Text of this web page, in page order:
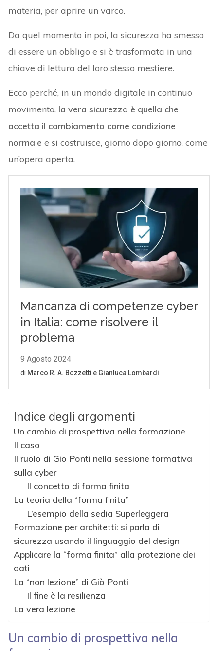
materia, per aprire un varco.
Da quel momento in poi, la sicurezza ha smesso
di essere un obbligo e si è trasformata in una
chiave di lettura del loro stesso mestiere.
Ecco perché, in un mondo digitale in continuo
movimento, la vera sicurezza è quella che
accetta il cambiamento come condizione
normale e si costruisce, giorno dopo giorno, come
un’opera aperta.
Indice degli argomenti
Un cambio di prospettiva nella formazione
Il caso
Il ruolo di Gio Ponti nella sessione formativa
sulla cyber
Il concetto di forma finita
La teoria della “forma finita”
L’esempio della sedia Superleggera
Formazione per architetti: si parla di
sicurezza usando il linguaggio del design
Applicare la “forma finita” alla protezione dei
dati
La “non lezione” di Giò Ponti
Il fine è la resilienza
La vera lezione
Un cambio di prospettiva nella